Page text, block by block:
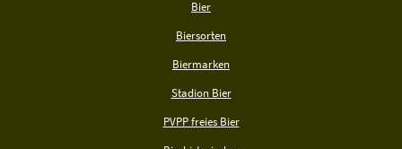
Bier
Biersorten
Biermarken
Stadion Bier
PVPP freies Bier